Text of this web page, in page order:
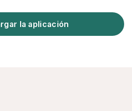
la aplicación